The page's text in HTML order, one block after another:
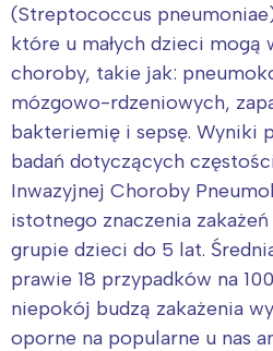
(Streptococcus
które u małych dzieci mogą
choroby, takie jak:
mózgowo-rdzeniowych,
bakteriemię i sepsę. Wyniki
badań dotyczących
Inwazyjnej Choroby
istotnego znaczenia
grupie dzieci do 5 lat.
prawie 18 przypadków na
niepokój budzą zakażenia
oporne na popularne u nas